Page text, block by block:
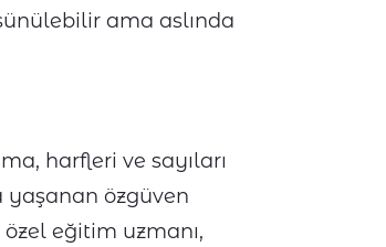
ama aslında
harfleri ve sayıları
yaşanan özgüven
eğitim uzmanı,